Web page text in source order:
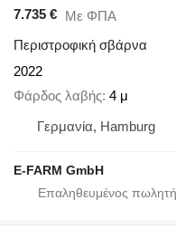
7.735 € Με ΦΠΑ
Περιστροφική σβάρνα
2022
Φάρδος λαβής 4 μ
Γερμανία, Hamburg
E-FARM GmbH